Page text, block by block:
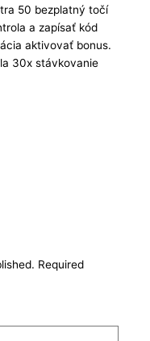
50 bezplatný točí
a zapísať kód
aktivovať bonus.
30x stávkovanie
Required